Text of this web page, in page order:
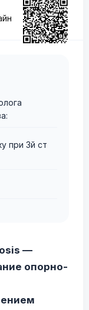
при 3й ст
—
опорно-